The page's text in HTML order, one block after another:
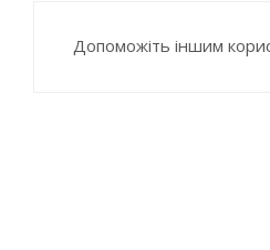
Допоможіть іншим